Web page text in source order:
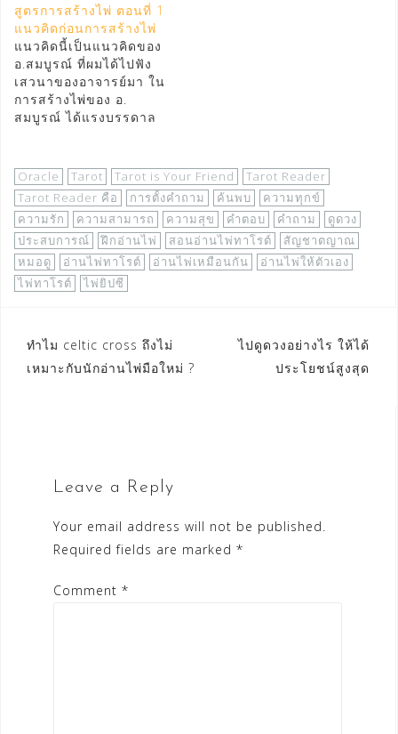
การอ่านไพ่ร่วมด้วยเสมอ
ความตื่นเต้น กดดัน แบบ
พอประมาณนี้แหละ จะ
เป็นตัวกระตุ้น
สัญชาตญาณของเราได้
เป็น อย่างดีเลย (เหมือนถูก
ลูกค้าคนนี้มีความสุขให้ได้
หรือจะช่วยแก้ไขปัญหา
ของลูกค้าคนนี้ให้ได้ ก็จะ
ไพ่ทาโรต์ –
สูตรการสร้างไพ่ ตอนที่ 1
แนวคิดก่อนการสร้างไพ่
แนวคิดนี้เป็นแนวคิดของ
อ.สมบูรณ์ ที่ผมได้ไปฟัง
เสวนาของอาจารย์มา ใน
การสร้างไพ่ของ อ.
สมบูรณ์ ได้แรงบรรดาล
การสร้างไพ่ สำหรับคนที่
ไม่ได้ศึกษาโหราศาสตร์
ด้วย อิอิ เป็นที่รู้กันว่า ไพ่
ของอาจารย์เป็น ไพ่
ออราเคิล (Oracle) ซึ่งเป็น
ไพ่ที่ผมเรียกว่า "ไพ่ตามใจ
คนสร้าง" นั่นเอง ดังนั้นจึง
สามารถยืดหยุ่นได้ตาม
อ่านกันบ่อย ๆ ? ก็คงหนีไม่
พ้น เรื่อง การเงิน การงาน
ๆ และ ไพ่ที่ความหมายไม่
ของการบาลานซ์ไพ่ใน
สำรับ เราสามารถกำหนด
ได้ว่า จะให้สำรับไพ่ของ
Oracle Tarot Tarot is Your Friend
Tarot Reader
Tarot Reader คือ
การตั้งคำถาม ค้นพบ
ความทุกข์
ความรัก
ความสามารถ ความสุข คำตอบ คำถาม
ดูดวง
ประสบการณ์
ฝึกอ่านไพ่ สอนอ่านไพ่ทาโรต์
สัญชาตญาณ
หมอดู
อ่านไพ่ทาโรต์ อ่านไพ่เหมือนกัน
อ่านไพ่ให้ตัวเอง
ไพ่ทาโรต์
ไพ่ยิปซี
Post
navigation
ทำไม celtic cross ถึงไม่
เหมาะกับนักอ่านไพ่มือใหม่ ?
ไปดูดวงอย่างไร ให้ได้
ประโยชน์สูงสุด
Leave a Reply
Your email address will not be published.
Required fields are marked *
Comment *